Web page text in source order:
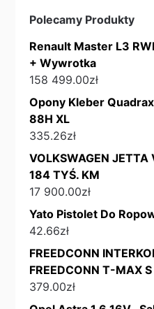
Polecamy Produkty
Renault Master L3
+ Wywrotka
158 499.00zł
Opony Kleber
88H XL
335.26zł
VOLKSWAGEN JETTA
184 TYŚ. KM
17 900.00zł
Yato Pistolet Do
42.66zł
FREEDCONN
FREEDCONN T-MAX
379.00zł